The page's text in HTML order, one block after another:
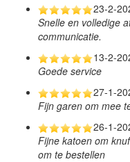
23-2-
Snelle en volledige
communicatie.
13-2-
Goede service
27-1-
Fijn garen om mee
26-1-
Fijne katoen om
om te bestellen